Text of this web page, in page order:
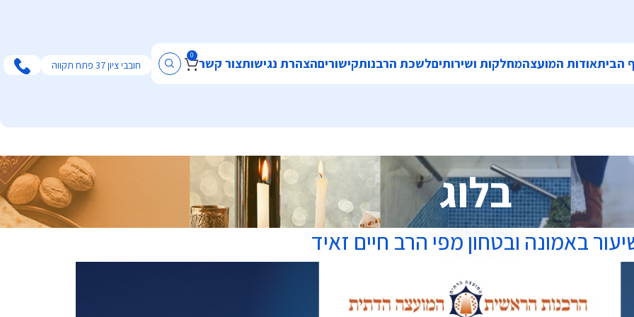
הביתאודות המועצהמחלקות ושירותיםלשכת הרבנותקישוריםהצהרת נגישותצור קשר 0
חובבי ציון 37 פתח תקווה
בלוג
באמונה ובטחון מפי הרב חיים זאיד